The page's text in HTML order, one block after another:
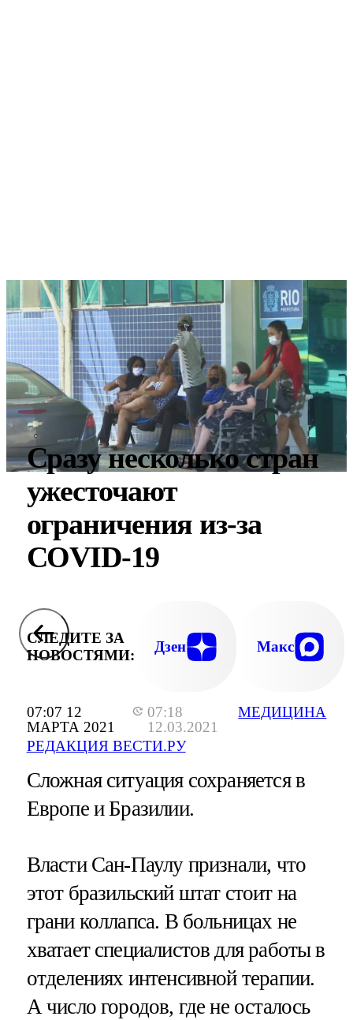
07:07 12
МАРТА 2021
07:18
12.03.2021
РЕДАКЦИЯ ВЕСТИ.РУ
МЕДИЦИНА
Сразу несколько стран
ужесточают
ограничения из-за
COVID-19
СЛЕДИТЕ ЗА
НОВОСТЯМИ:
Дзен Макс
Сложная ситуация сохраняется в
Европе и Бразилии.
Власти Сан-Паулу признали, что
этот бразильский штат стоит на
грани коллапса. В больницах не
хватает специалистов для работы в
отделениях интенсивной терапии.
А число городов, где не осталось